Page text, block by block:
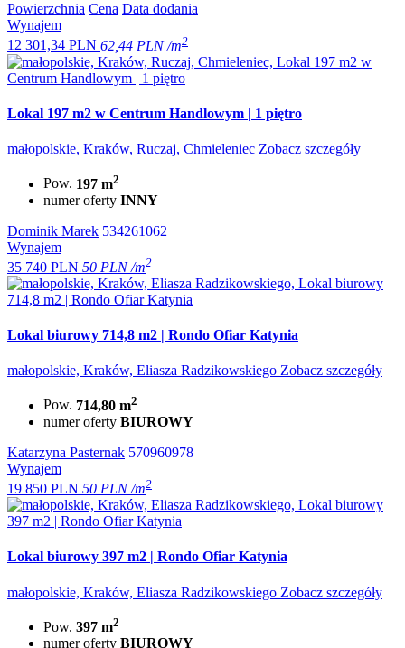
Powierzchnia Cena Data dodania
Wynajem
12 301,34 PLN 62,44 PLN /m2
Lokal 197 m2 w Centrum Handlowym | 1 piętro
małopolskie, Kraków, Ruczaj, Chmieleniec Zobacz szczegóły
Pow. 197 m2
numer oferty INNY
Dominik Marek 534261062
Wynajem
35 740 PLN 50 PLN /m2
Lokal biurowy 714,8 m2 | Rondo Ofiar Katynia
małopolskie, Kraków, Eliasza Radzikowskiego Zobacz szczegóły
Pow. 714,80 m2
numer oferty BIUROWY
Katarzyna Pasternak 570960978
Wynajem
19 850 PLN 50 PLN /m2
Lokal biurowy 397 m2 | Rondo Ofiar Katynia
małopolskie, Kraków, Eliasza Radzikowskiego Zobacz szczegóły
Pow. 397 m2
numer oferty BIUROWY